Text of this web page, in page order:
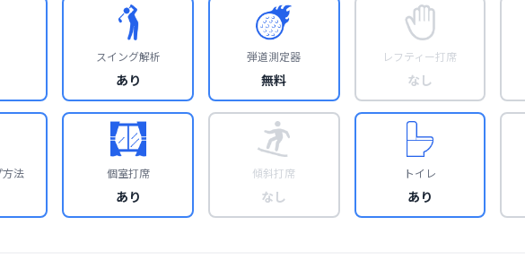
スイング解析
あり
弾道測定器
無料
レフティー打席
なし
方法 個室打席
あり
傾斜打席
なし
トイレ
あり